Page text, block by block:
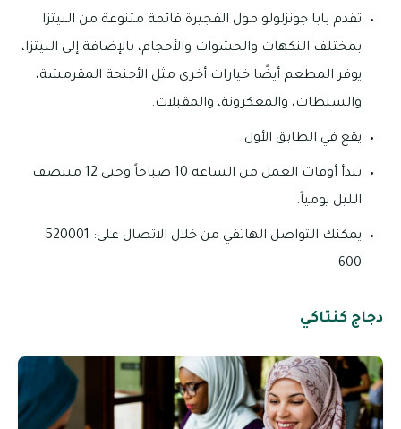
تقدم بابا جونزلولو مول الفجيرة قائمة متنوعة من البيتزا
بمختلف النكهات والحشوات والأحجام، بالإضافة إلى البيتزا،
يوفر المطعم أيضًا خيارات أخرى مثل الأجنحة المقرمشة،
والسلطات، والمعكرونة، والمقبلات.
يقع في الطابق الأول.
تبدأ أوقات العمل من الساعة 10 صباحاً وحتى 12 منتصف
الليل يومياً.
يمكنك التواصل الهاتفي من خلال الاتصال على: 520001
600.
دجاج كنتاكي